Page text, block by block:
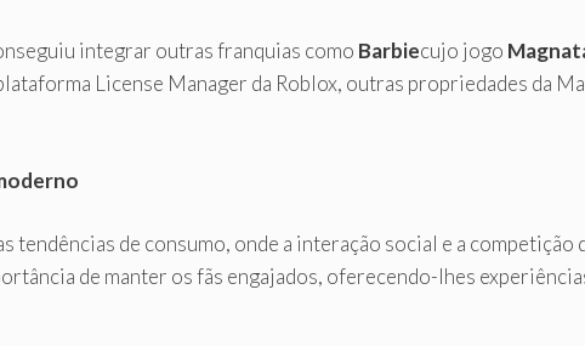
integrar outras franquias como Barbiecujo jogo
License Manager da Roblox, outras propriedades da
tendências de consumo, onde a interação social e a competição
de manter os fãs engajados, oferecendo-lhes